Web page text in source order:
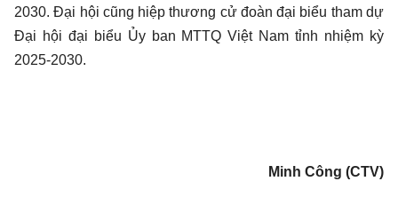
2030. Đại hội cũng hiệp thương cử đoàn đại biểu tham dự
Đại hội đại biểu Ủy ban MTTQ Việt Nam tỉnh nhiệm kỳ
2025-2030.
Minh Công (CTV)